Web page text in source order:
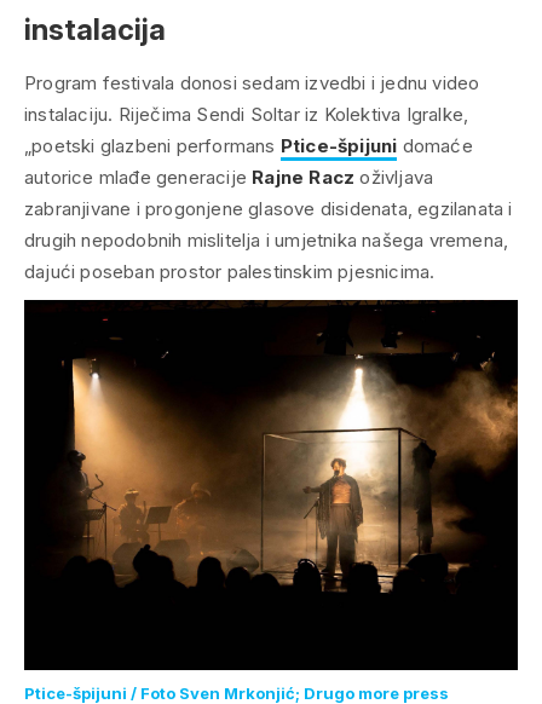
instalacija
Program festivala donosi sedam izvedbi i jednu video
instalaciju. Riječima Sendi Soltar iz Kolektiva Igralke,
„poetski glazbeni performans Ptice-špijuni domaće
autorice mlađe generacije Rajne Racz oživljava
zabranjivane i progonjene glasove disidenata, egzilanata i
drugih nepodobnih mislitelja i umjetnika našega vremena,
dajući poseban prostor palestinskim pjesnicima.
Ptice-špijuni / Foto Sven Mrkonjić; Drugo more press